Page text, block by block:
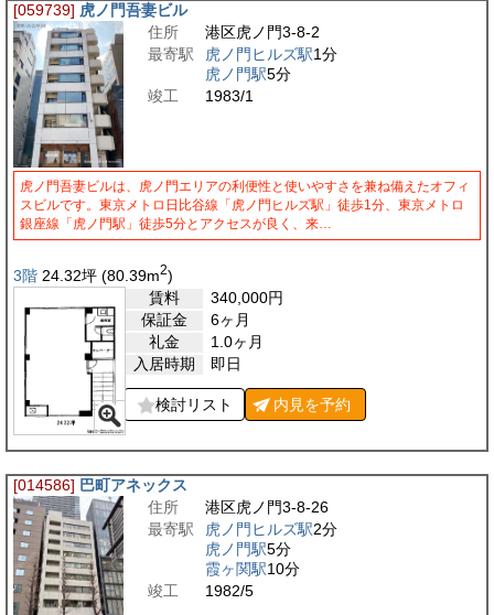
[059739] 虎ノ門吾妻ビル
住所
港区虎ノ門3-8-2
最寄駅
虎ノ門ヒルズ駅1分
虎ノ門駅5分
竣工
1983/1
虎ノ門吾妻ビルは、虎ノ門エリアの利便性と使いやすさを兼ね備えたオフィ
スビルです。東京メトロ日比谷線「虎ノ門ヒルズ駅」徒歩1分、東京メトロ
銀座線「虎ノ門駅」徒歩5分とアクセスが良く、来…
3階 24.32坪 (80.39m2)
賃料
340,000円
保証金
6ヶ月
礼金
1.0ヶ月
入居時期
即日
検討リスト 内見を予約
[014586] 巴町アネックス
住所
港区虎ノ門3-8-26
最寄駅
虎ノ門ヒルズ駅2分
虎ノ門駅5分
霞ヶ関駅10分
竣工
1982/5